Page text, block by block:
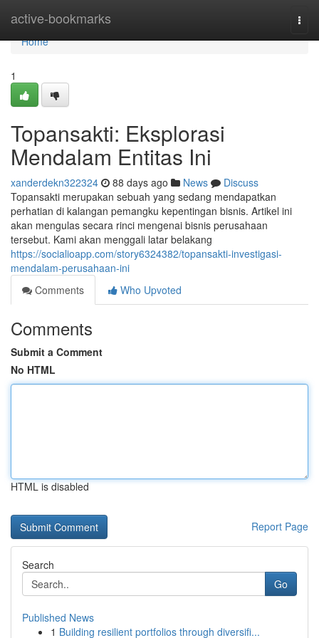
active-bookmarks
Home
Home
1
Topansakti: Eksplorasi
Mendalam Entitas Ini
xanderdekn322324 88 days ago News
Discuss
Topansakti merupakan sebuah yang sedang mendapatkan
perhatian di kalangan pemangku kepentingan bisnis. Artikel ini
akan mengulas secara rinci mengenai bisnis perusahaan
tersebut. Kami akan menggali latar belakang
https://socialioapp.com/story6324382/topansakti-investigasi-
mendalam-perusahaan-ini
Comments
Who Upvoted
Comments
Submit a Comment
No HTML
HTML is disabled
Report Page
Search
Go
Published News
1 Building resilient portfolios through diversifi...